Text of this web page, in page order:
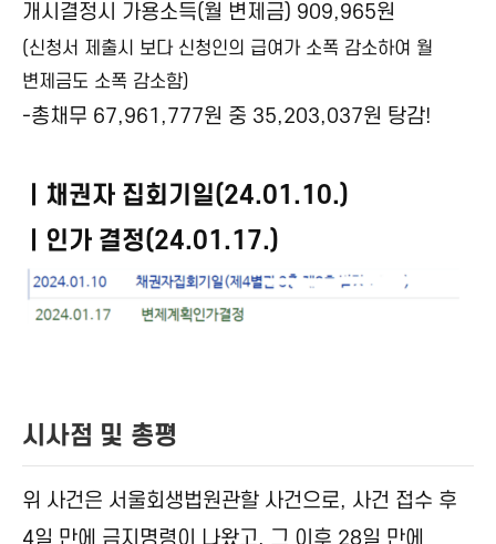
개시결정시 가용소득(월 변제금) 909,965원
(신청서 제출시 보다 신청인의 급여가 소폭 감소하여 월
변제금도 소폭 감소함)
-총채무 67,961,777원 중 35,203,037원 탕감!
ㅣ채권자 집회기일(24.01.10.)
ㅣ인가 결정(24.01.17.)
시사점 및 총평
위 사건은 서울회생법원관할 사건으로, 사건 접수 후
4일 만에 금지명령이 나왔고, 그 이후 28일 만에